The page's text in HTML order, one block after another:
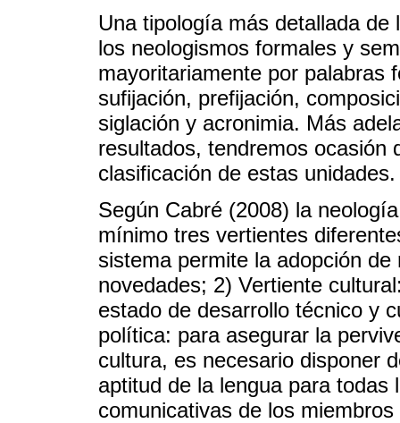
Una tipología más detallada
los neologismos formales y
mayoritariamente por palabras
sufijación, prefijación,
siglación y acronimia. Más
resultados, tendremos ocasión
clasificación de estas unidades.
Según Cabré (2008) la
mínimo tres vertientes
sistema permite la adopción
novedades; 2) Vertiente
estado de desarrollo técnico y
política: para asegurar la
cultura, es necesario disponer
aptitud de la lengua para
comunicativas de los